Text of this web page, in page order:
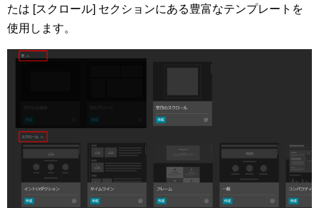
たは [スクロール] セクションにある豊富なテンプレートを
使用します。